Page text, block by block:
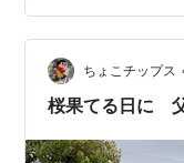
佐久間進は”ミス
がりました。さす
ちょこチップス
桜果てる日に